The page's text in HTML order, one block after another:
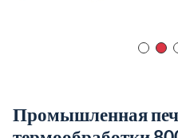
Промышленная